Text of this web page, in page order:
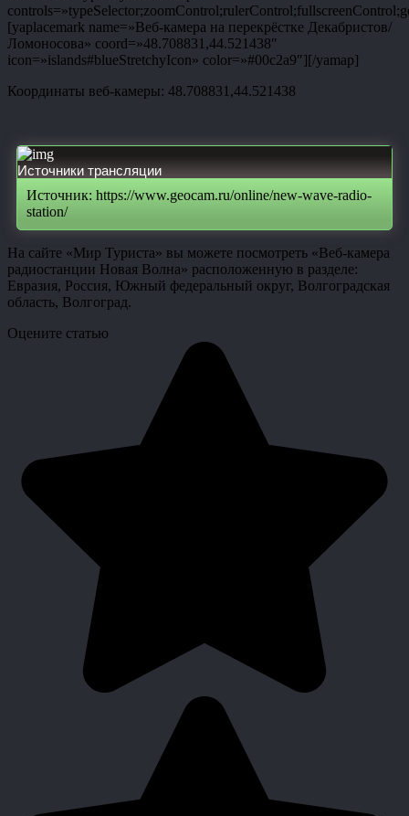
[yaplacemark name=»Веб-камера на перекрёстке Декабристов/
Ломоносова» coord=»48.708831,44.521438″
icon=»islands#blueStretchyIcon» color=»#00c2a9″][/yamap]
Координаты веб-камеры: 48.708831,44.521438
Источники трансляции
Источник: https://www.geocam.ru/online/new-wave-radio-
station/
На сайте «Мир Туриста» вы можете посмотреть «Веб-камера
радиостанции Новая Волна» расположенную в разделе:
Евразия, Россия, Южный федеральный округ, Волгоградская
область, Волгоград.
Оцените статью